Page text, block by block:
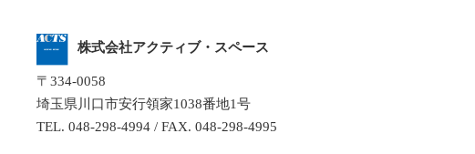
株式会社アクティブ・スペース
〒334-0058
埼玉県川口市安行領家1038番地1号
TEL. 048-298-4994 / FAX. 048-298-4995